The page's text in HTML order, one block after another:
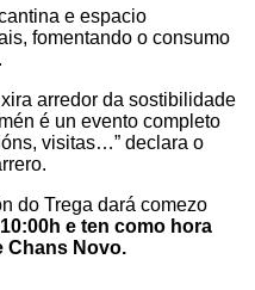
e espacio
fomentando o consumo
arredor da sostibilidade
é un evento completo
visitas…” declara o
do Trega dará comezo
e ten como hora
Chans Novo.